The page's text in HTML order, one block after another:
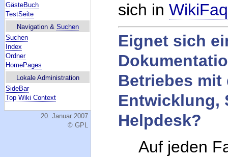
GästeBuch
TestSeite
Navigation & Suchen
Suchen
Index
Ordner
HomePages
Lokale Administration
SideBar
Top Wiki Context
20. Januar 2007
© GPL
sich inWikiFaq
Eignet sich
Betriebes mit
Entwicklung,
Helpdesk?
Auf jeden